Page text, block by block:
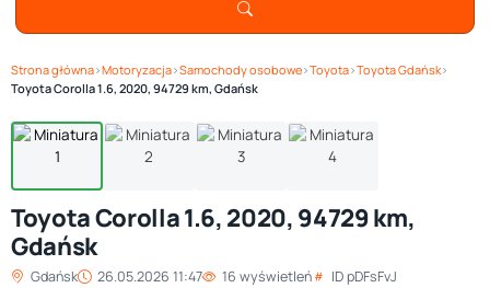
Strona główna›Motoryzacja›Samochody osobowe›Toyota›Toyota Gdańsk›
Toyota Corolla 1.6, 2020, 94729 km, Gdańsk
1/ 4 Zobacz galerię
Toyota Corolla 1.6, 2020, 94729 km,
Gdańsk
Gdańsk 26.05.2026 11:47 16 wyświetleń ID pDFsFvJ